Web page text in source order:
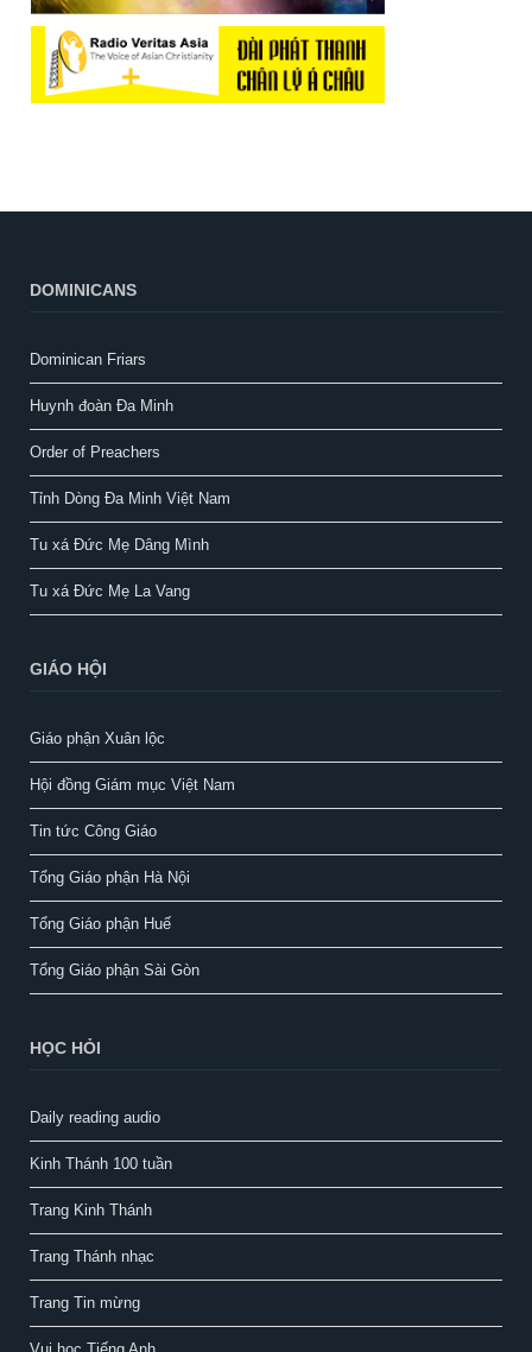
DOMINICANS
Dominican Friars
Huynh đoàn Đa Minh
Order of Preachers
Tỉnh Dòng Đa Minh Việt Nam
Tu xá Đức Mẹ Dâng Mình
Tu xá Đức Mẹ La Vang
GIÁO HỘI
Giáo phận Xuân lộc
Hội đồng Giám mục Việt Nam
Tin tức Công Giáo
Tổng Giáo phận Hà Nội
Tổng Giáo phận Huế
Tổng Giáo phận Sài Gòn
HỌC HỎI
Daily reading audio
Kinh Thánh 100 tuần
Trang Kinh Thánh
Trang Thánh nhạc
Trang Tin mừng